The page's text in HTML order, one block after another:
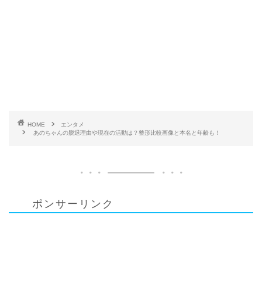
HOME
エンタメ
あのちゃんの脱退理由や現在の活動は？整形比較画像と本名と年齢も！
ポンサーリンク